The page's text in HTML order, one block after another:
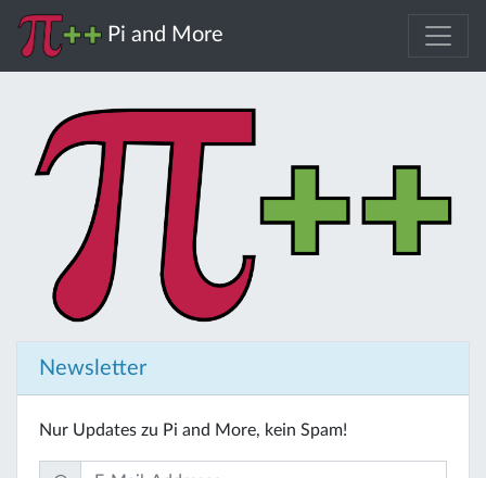
Pi and More
Newsletter
Nur Updates zu Pi and More, kein Spam!